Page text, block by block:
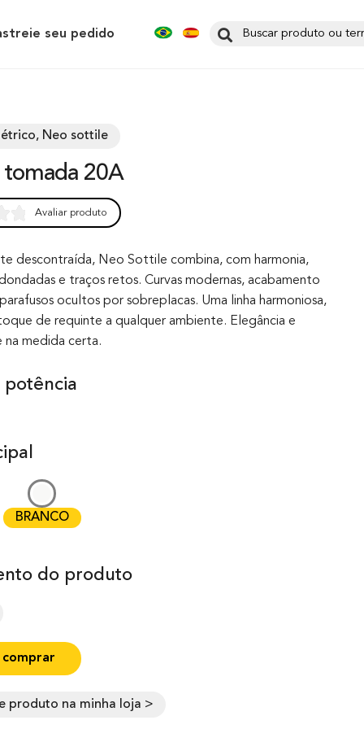
seu pedido
Neo sottile
tomada 20A
Avaliar produto
descontraída, Neo Sottile combina, com harmonia,
e traços retos. Curvas modernas, acabamento
ocultos por sobreplacas. Uma linha harmoniosa,
de requinte a qualquer ambiente. Elegância e
na medida certa.
potência
BRANCO
do produto
produto na minha loja >